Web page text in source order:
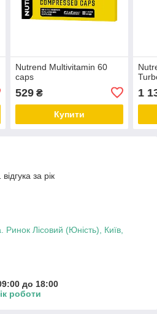
Nutrend Multivitamin 60
caps
529₴
Купити
1
за рік
Ринок Лісовий (Юність), Київ,
до 18:00
роботи